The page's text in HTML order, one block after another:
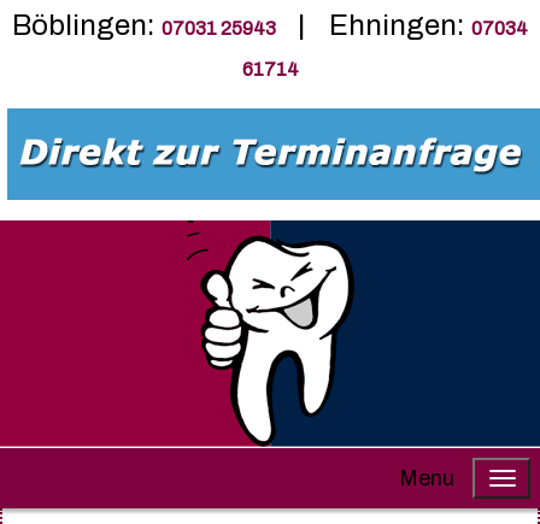
Böblingen: 07031 25943 | Ehningen: 07034
61714
Menu